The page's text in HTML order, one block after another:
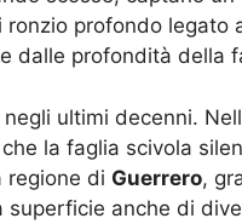
profondo legato
dalle profondità della
ultimi decenni.
la faglia scivola
regione di Guerrero,
anche di